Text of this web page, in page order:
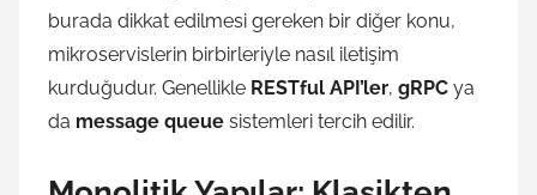
burada dikkat edilmesi gereken bir diğer konu,
mikroservislerin birbirleriyle nasıl iletişim
kurduğudur. Genellikle RESTful API’ler, gRPC ya
da message queue sistemleri tercih edilir.